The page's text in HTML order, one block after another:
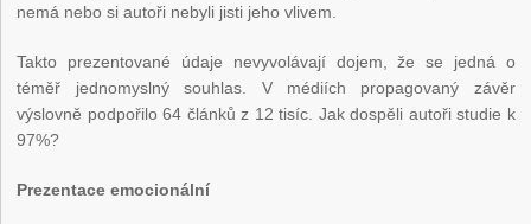
nemá nebo si autoři nebyli jisti jeho vlivem.
Takto prezentované údaje nevyvolávají dojem, že se jedná o
téměř jednomyslný souhlas. V médiích propagovaný závěr
výslovně podpořilo 64 článků z 12 tisíc. Jak dospěli autoři studie k
97%?
Prezentace emocionální